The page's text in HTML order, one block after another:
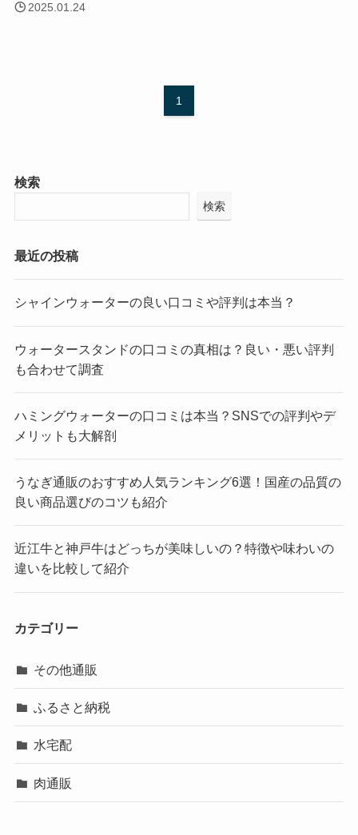
2025.01.24
1
検索
検索
最近の投稿
シャインウォーターの良い口コミや評判は本当？
ウォータースタンドの口コミの真相は？良い・悪い評判
も合わせて調査
ハミングウォーターの口コミは本当？SNSでの評判やデ
メリットも大解剖
うなぎ通販のおすすめ人気ランキング6選！国産の品質の
良い商品選びのコツも紹介
近江牛と神戸牛はどっちが美味しいの？特徴や味わいの
違いを比較して紹介
カテゴリー
その他通販
ふるさと納税
水宅配
肉通販